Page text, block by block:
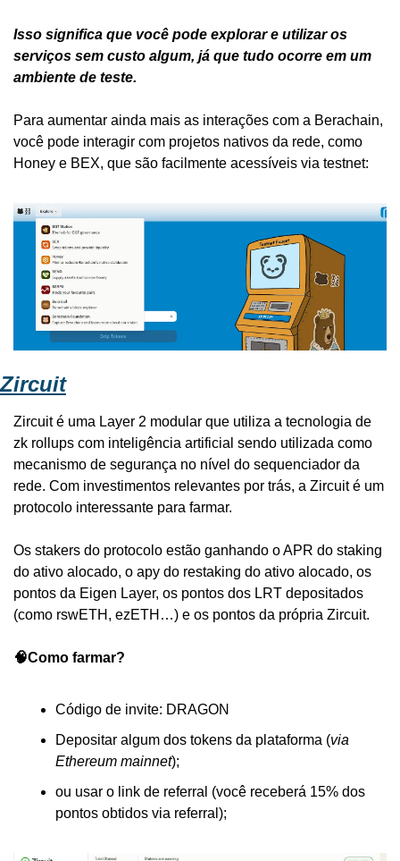
Isso significa que você pode explorar e utilizar os
serviços sem custo algum, já que tudo ocorre em um
ambiente de teste.
Para aumentar ainda mais as interações com a Berachain,
você pode interagir com projetos nativos da rede, como
Honey e BEX, que são facilmente acessíveis via testnet:
Zircuit
Zircuit é uma Layer 2 modular que utiliza a tecnologia de
zk rollups com inteligência artificial sendo utilizada como
mecanismo de segurança no nível do sequenciador da
rede. Com investimentos relevantes por trás, a Zircuit é um
protocolo interessante para farmar.
Os stakers do protocolo estão ganhando o APR do staking
do ativo alocado, o apy do restaking do ativo alocado, os
pontos da Eigen Layer, os pontos dos LRT depositados
(como rswETH, ezETH…) e os pontos da própria Zircuit.
🧠Como farmar?
Código de invite: DRAGON
Depositar algum dos tokens da plataforma (via
Ethereum mainnet);
ou usar o link de referral (você receberá 15% dos
pontos obtidos via referral);